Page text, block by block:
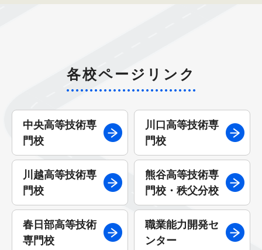
各校ページリンク
中央高等技術専
門校
川口高等技術専
門校
川越高等技術専
門校
熊谷高等技術専
門校・秩父分校
春日部高等技術
専門校
職業能力開発セ
ンター